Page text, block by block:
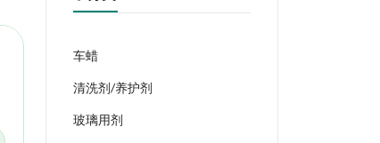
车蜡
清洗剂/养护剂
玻璃用剂